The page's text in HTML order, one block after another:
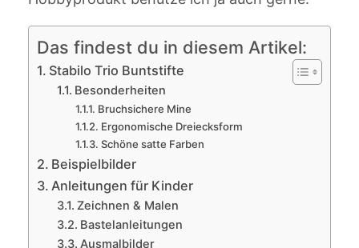
Das findest du in diesem Artikel:
Stabilo Trio Buntstifte
Besonderheiten
Bruchsichere Mine
Ergonomische Dreiecksform
Schöne satte Farben
Beispielbilder
Anleitungen für Kinder
Zeichnen & Malen
Bastelanleitungen
Ausmalbilder